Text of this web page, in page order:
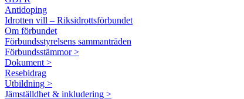
Antidoping
Idrotten vill – Riksidrottsförbundet
Om förbundet
Förbundsstyrelsens sammanträden
Förbundsstämmor >
Dokument >
Resebidrag
Utbildning >
Jämställdhet & inkludering >